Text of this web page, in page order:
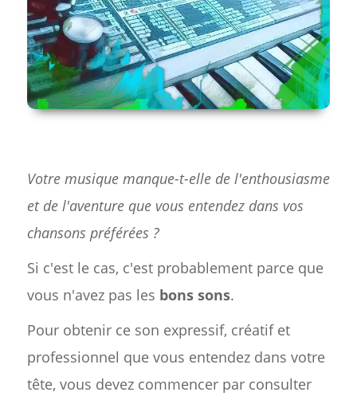
Votre musique manque-t-elle de l'enthousiasme
et de l'aventure que vous entendez dans vos
chansons préférées ?
Si c'est le cas, c'est probablement parce que
vous n'avez pas les bons sons.
Pour obtenir ce son expressif, créatif et
professionnel que vous entendez dans votre
tête, vous devez commencer par consulter